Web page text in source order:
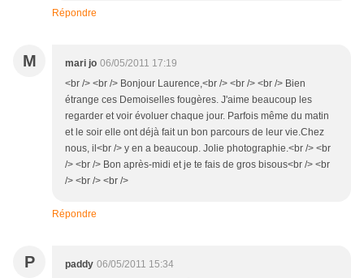
Répondre
M mari jo 06/05/2011 17:19
<br /> <br /> Bonjour Laurence,<br /> <br /> <br /> Bien
étrange ces Demoiselles fougères. J'aime beaucoup les
regarder et voir évoluer chaque jour. Parfois même du matin
et le soir elle ont déjà fait un bon parcours de leur vie.Chez
nous, il<br /> y en a beaucoup. Jolie photographie.<br /> <br
/> <br /> Bon après-midi et je te fais de gros bisous<br /> <br
/> <br /> <br />
Répondre
P paddy 06/05/2011 15:34